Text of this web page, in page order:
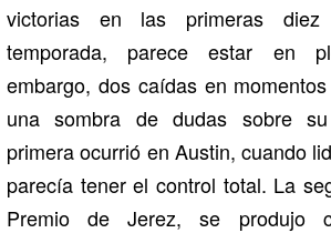
victorias en las primeras
temporada, parece estar en
embargo, dos caídas en
una sombra de dudas sobre
primera ocurrió en Austin, cuando
parecía tener el control total. La
Premio de Jerez, se produjo